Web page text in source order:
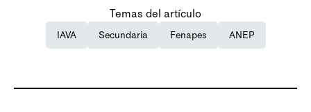
Temas del artículo
IAVA Secundaria Fenapes ANEP